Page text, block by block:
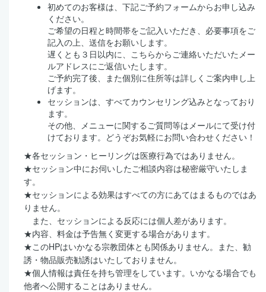
初めてのお客様は、下記ご予約フォームからお申し込み
ください。
ご希望の日程と時間帯をご記入いただき、必要事項をご
記入の上、送信をお願いします。
遅くとも３日以内に、こちらからご連絡いただいたメー
ルアドレスにご返信いたします。
ご予約完了後、また個別に住所等は詳しくご案内申し上
げます。
セッションは、すべてカウンセリング込みとなっており
ます。
その他、メニューに関するご質問等はメールにて受け付
けております。どうぞお気軽にお問い合わせください！
★各セッション・ヒーリングは医療行為ではありません。
★セッション中にお伺いしたご相談内容は秘密厳守いたしま
す。
★セッションによる効果はすべての方にあてはまるものではあ
りません。
また、セッションによる反応には個人差があります。
★内容、料金は予告無く変更する場合があります。
★このHPはいかなる宗教団体とも関係ありません。また、勧
誘・物品販売勧誘はいたしておりません。
★個人情報は責任を持ち管理をしています。いかなる場合でも
他者へ公開することはありません。